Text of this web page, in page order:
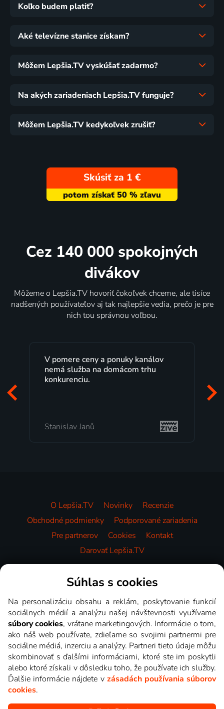
Koľko budem platiť?
Aké televízne stanice získam?
Môžem Lepšia.TV vyskúšať zadarmo?
Na akých zariadeniach Lepšia.TV funguje?
Môžem Lepšia.TV kedykoľvek zrušiť?
Skúsiť za 1 €
Cez 140 000 spokojných
divákov
Môžeme o Lepšia.TV hovoriť čokoľvek chceme, ale tisíce
nadšených používateľov aj tak najlepšie vedia, prečo je pre
nich tou správnou voľbou.
V pomere ceny a ponuky kanálov
nemá služba na domácom trhu
konkurenciu.
Stanislav Janů
O Lepšia.TV Novinky
Recenzie
Obchodné podmienky
Podporované zariadenia
Pre partnerov
Cookies
Kontakt
Darovať Lepšia.TV
Videotéka
Súhlas s cookies
Na personalizáciu obsahu a reklám, poskytovanie funkcií
sociálnych médií a analýzu našej návštevnosti využívame
súbory cookies, vrátane marketingových. Informácie o tom,
ako náš web používate, zdieľame so svojimi partnermi pre
sociálne médiá, inzerciu a analýzy. Partneri tieto údaje môžu
skombinovať s ďalšími informáciami, ktoré ste im poskytli
alebo ktoré získali v dôsledku toho, že používate ich služby.
Ďalšie informácie nájdete v zásadách používania súborov
cookies.